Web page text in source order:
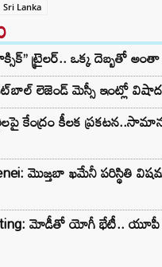
Sri Lanka
ట్రైలర్.. ఒక్క దెబ్బతో
లెజెండ్ మెస్సీ ఇంట్లో
కేంద్రం కీలక
మొజ్తబా ఖమేనీ పరిస్థితి
మోడీతో యోగీ భేటీ.. యూపీ